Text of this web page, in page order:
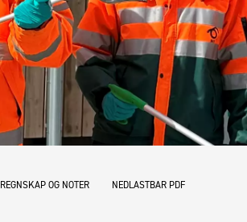
REGNSKAP OG NOTER NEDLASTBAR PDF